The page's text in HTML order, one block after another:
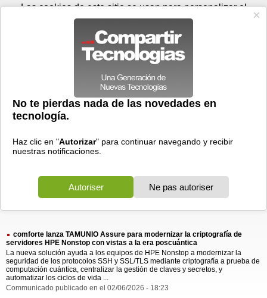
Prensa Videos
> comforte lanza
comforte lanza
1 resultado Ordenar por fecha-Ordenar por pertinencia
comforte lanza TAMUNIO Assure para modernizar la criptografía de
servidores HPE Nonstop con vistas a la era poscuántica
La nueva solución ayuda a los equipos de HPE Nonstop a modernizar la
seguridad de los protocolos SSH y SSL/TLS mediante criptografía a prueba de
computación cuántica, centralizar la gestión de claves y secretos, y
automatizar los ciclos de vida ...
Communicado publicado en el 02/06/2026 - 18:23
Lunes 10 de agosto - 09:41 Registrar Conectar
Las cookies de este sitio se usan para personalizar el
contenido y los anuncios, para ofrecer funciones de medios
sociales y para analizar el tráfico. Además, compartimos
información sobre el uso que haga del sitio web con nuestros
partners de medios sociales, de publicidad y de análisis
web.
OK